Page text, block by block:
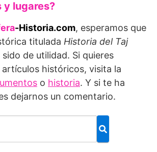
y lugares?
-Historia.com, esperamos que
titulada Historia del Taj
de utilidad. Si quieres
artículos históricos, visita la
o historia. Y si te ha
dejarnos un comentario.